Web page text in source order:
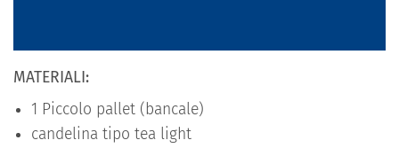
MATERIALI:
1 Piccolo pallet (bancale)
candelina tipo tea light